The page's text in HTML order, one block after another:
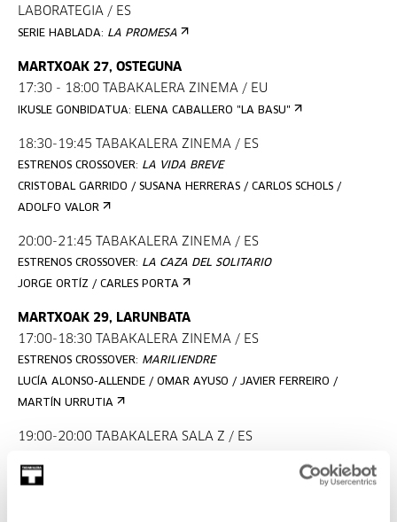
LABORATEGIA / ES
SERIE HABLADA: LA PROMESA
MARTXOAK 27, OSTEGUNA
17:30 - 18:00 TABAKALERA ZINEMA / EU
IKUSLE GONBIDATUA: ELENA CABALLERO "LA BASU"
18:30-19:45 TABAKALERA ZINEMA / ES
ESTRENOS CROSSOVER: LA VIDA BREVE
CRISTOBAL GARRIDO / SUSANA HERRERAS / CARLOS SCHOLS /
ADOLFO VALOR
20:00-21:45 TABAKALERA ZINEMA / ES
ESTRENOS CROSSOVER: LA CAZA DEL SOLITARIO
JORGE ORTÍZ / CARLES PORTA
MARTXOAK 29, LARUNBATA
17:00-18:30 TABAKALERA ZINEMA / ES
ESTRENOS CROSSOVER: MARILIENDRE
LUCÍA ALONSO-ALLENDE / OMAR AYUSO / JAVIER FERREIRO /
MARTÍN URRUTIA
19:00-20:00 TABAKALERA SALA Z / ES
GAIZKA IZAGIRRE / BELÉN PRIETO / ENEKO RUIZ / MARINA SUCH